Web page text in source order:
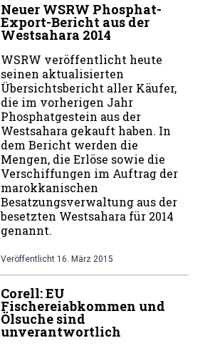
Neuer WSRW Phosphat-
Export-Bericht aus der
Westsahara 2014
WSRW veröffentlicht heute
seinen aktualisierten
Übersichtsbericht aller Käufer,
die im vorherigen Jahr
Phosphatgestein aus der
Westsahara gekauft haben. In
dem Bericht werden die
Mengen, die Erlöse sowie die
Verschiffungen im Auftrag der
marokkanischen
Besatzungsverwaltung aus der
besetzten Westsahara für 2014
genannt.
Veröffentlicht 16. März 2015
Corell: EU
Fischereiabkommen und
Ölsuche sind
unverantwortlich